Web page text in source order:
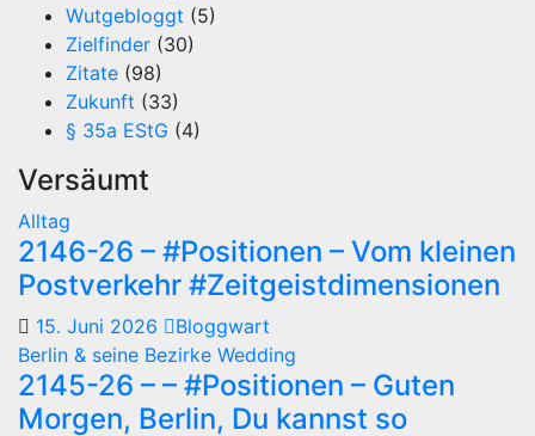
Wutgebloggt (5)
Zielfinder (30)
Zitate (98)
Zukunft (33)
§ 35a EStG (4)
Versäumt
Alltag
2146-26 – #Positionen – Vom kleinen
Postverkehr #Zeitgeistdimensionen
15. Juni 2026
Bloggwart
Berlin & seine Bezirke Wedding
2145-26 – – #Positionen – Guten
Morgen, Berlin, Du kannst so